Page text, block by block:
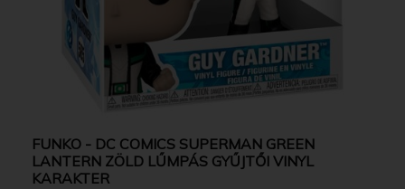
FUNKO - DC COMICS SUPERMAN GREEN
LANTERN ZÖLD LŰMPÁS GYŰJTŐI VINYL
KARAKTER